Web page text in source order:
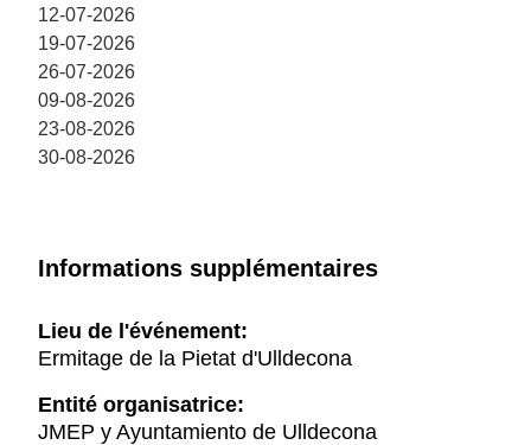
12-07-2026
19-07-2026
26-07-2026
09-08-2026
23-08-2026
30-08-2026
Informations supplémentaires
Lieu de l'événement:
Ermitage de la Pietat d'Ulldecona
Entité organisatrice:
JMEP y Ayuntamiento de Ulldecona